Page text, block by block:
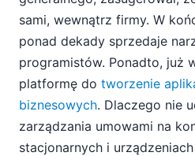
sami, wewnątrz firmy. W
ponad dekady sprzedaje
programistów. Ponadto, już
platformę do tworzenie
biznesowych. Dlaczego nie
zarządzania umowami na
stacjonarnych i